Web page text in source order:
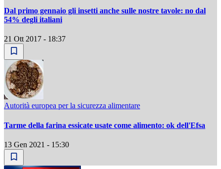
Dal primo gennaio gli insetti anche sulle nostre tavole: no dal
54% degli italiani
21 Ott 2017 - 18:37
Autorità europea per la sicurezza alimentare
Tarme della farina essicate usate come alimento: ok dell'Efsa
13 Gen 2021 - 15:30